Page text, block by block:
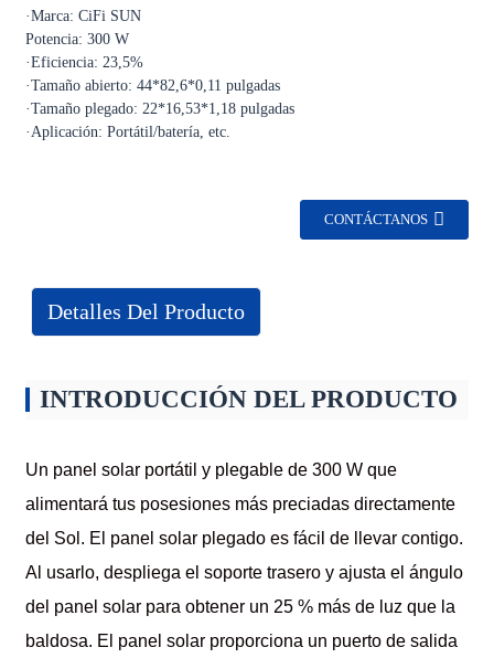
·Marca: CiFi SUN
Potencia: 300 W
·Eficiencia: 23,5%
·Tamaño abierto: 44*82,6*0,11 pulgadas
·Tamaño plegado: 22*16,53*1,18 pulgadas
·Aplicación: Portátil/batería, etc.
CONTÁCTANOS
Detalles Del Producto
INTRODUCCIÓN DEL PRODUCTO
Un panel solar portátil y plegable de 300 W que
alimentará tus posesiones más preciadas directamente
del Sol. El panel solar plegado es fácil de llevar contigo.
Al usarlo, despliega el soporte trasero y ajusta el ángulo
del panel solar para obtener un 25 % más de luz que la
baldosa. El panel solar proporciona un puerto de salida